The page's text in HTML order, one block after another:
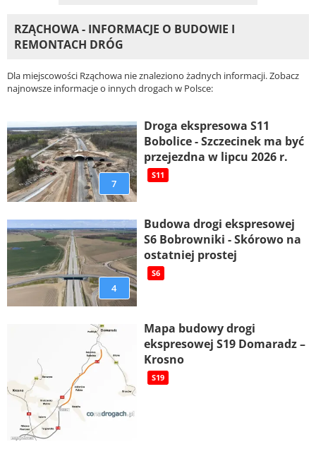
RZĄCHOWA - INFORMACJE O BUDOWIE I
REMONTACH DRÓG
Dla miejscowości Rząchowa nie znaleziono żadnych informacji. Zobacz
najnowsze informacje o innych drogach w Polsce:
7
Droga ekspresowa S11
Bobolice - Szczecinek ma być
przejezdna w lipcu 2026 r.
S11
4
Budowa drogi ekspresowej
S6 Bobrowniki - Skórowo na
ostatniej prostej
S6
Mapa budowy drogi
ekspresowej S19 Domaradz –
Krosno
S19